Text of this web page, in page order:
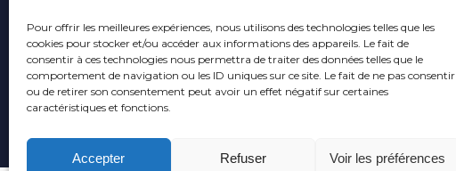
Pour offrir les meilleures expériences, nous utilisons des technologies telles que les
cookies pour stocker et/ou accéder aux informations des appareils. Le fait de
consentir à ces technologies nous permettra de traiter des données telles que le
comportement de navigation ou les ID uniques sur ce site. Le fait de ne pas consentir
ou de retirer son consentement peut avoir un effet négatif sur certaines
caractéristiques et fonctions.
Accepter Refuser Voir les préférences